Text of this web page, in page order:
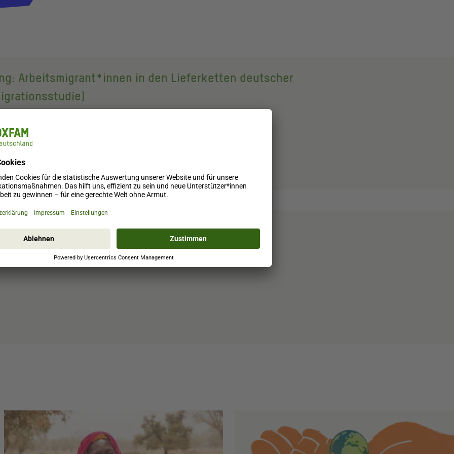
Arbeitsmigrant*innen in den Lieferketten deutscher
Migrant laborers in the supply chains of German